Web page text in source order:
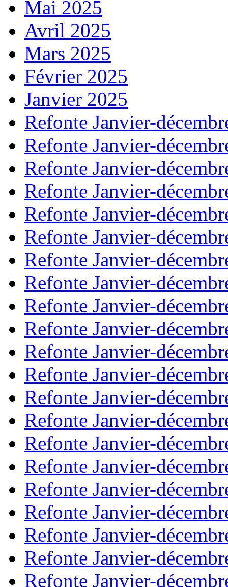
Mai 2025
Avril 2025
Mars 2025
Février 2025
Janvier 2025
Refonte Janvier-
Refonte Janvier-
Refonte Janvier-
Refonte Janvier-
Refonte Janvier-
Refonte Janvier-
Refonte Janvier-
Refonte Janvier-
Refonte Janvier-
Refonte Janvier-
Refonte Janvier-
Refonte Janvier-
Refonte Janvier-
Refonte Janvier-
Refonte Janvier-
Refonte Janvier-
Refonte Janvier-
Refonte Janvier-
Refonte Janvier-
Refonte Janvier-
Refonte Janvier-